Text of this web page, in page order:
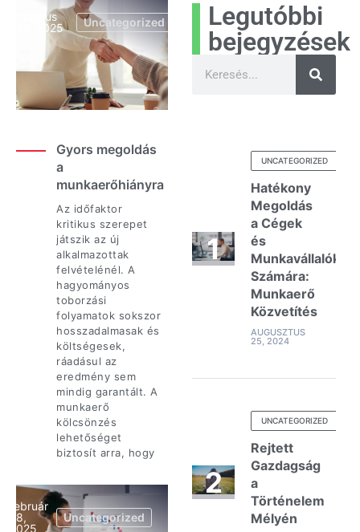
március
24, 2025
Uncategorized
Gyors megoldás
a
munkaerőhiányra
Az időfaktor
kritikus szerepet
játszik az új
alkalmazottak
felvételénél. A
hagyományos
toborzási
folyamatok sokszor
hosszadalmasak és
költségesek,
ráadásul az
eredmény sem
mindig garantált. A
munkaerő
kölcsönzés
lehetőséget
biztosít arra, hogy
február
28,
2025
Uncategorized
Legutóbbi
bejegyzések
UNCATEGORIZED
Hatékony
Megoldás
a Cégek
és
Munkavállalók
Számára:
Munkaerő
Közvetítés
AUGUSZTUS
25, 2024
UNCATEGORIZED
Rejtett
Gazdagság
a
Történelem
Mélyén